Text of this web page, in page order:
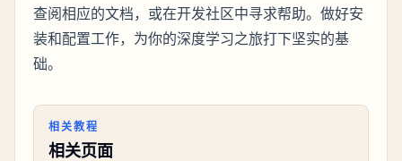
查阅相应的文档，或在开发社区中寻求帮助。做好安
装和配置工作，为你的深度学习之旅打下坚实的基
础。
相关教程
相关页面